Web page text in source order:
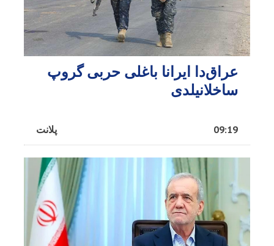
عراق‌دا ایرانا باغلی حربی گروپ
ساخلانیلدی
پلانت 09:19